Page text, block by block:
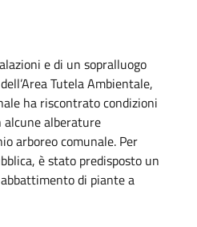
e di un sopralluogo
Tutela Ambientale,
ha riscontrato condizioni
alberature
arboreo comunale. Per
è stato predisposto un
di piante a